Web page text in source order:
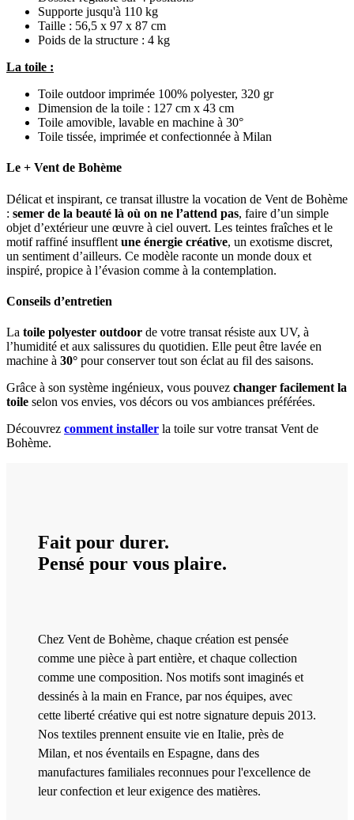
Supporte jusqu'à 110 kg
Taille : 56,5 x 97 x 87 cm
Poids de la structure : 4 kg
La toile :
Toile outdoor imprimée 100% polyester, 320 gr
Dimension de la toile : 127 cm x 43 cm
Toile amovible, lavable en machine à 30°
Toile tissée, imprimée et confectionnée à Milan
Le + Vent de Bohème
Délicat et inspirant, ce transat illustre la vocation de Vent de Bohème
: semer de la beauté là où on ne l’attend pas, faire d’un simple
objet d’extérieur une œuvre à ciel ouvert. Les teintes fraîches et le
motif raffiné insufflent une énergie créative, un exotisme discret,
un sentiment d’ailleurs. Ce modèle raconte un monde doux et
inspiré, propice à l’évasion comme à la contemplation.
Conseils d’entretien
La toile polyester outdoor de votre transat résiste aux UV, à
l’humidité et aux salissures du quotidien. Elle peut être lavée en
machine à 30° pour conserver tout son éclat au fil des saisons.
Grâce à son système ingénieux, vous pouvez changer facilement la
toile selon vos envies, vos décors ou vos ambiances préférées.
Découvrez comment installer la toile sur votre transat Vent de
Bohème.
Fait pour durer.
Pensé pour vous plaire.
Chez Vent de Bohème, chaque création est pensée
comme une pièce à part entière, et chaque collection
comme une composition. Nos motifs sont imaginés et
dessinés à la main en France, par nos équipes, avec
cette liberté créative qui est notre signature depuis 2013.
Nos textiles prennent ensuite vie en Italie, près de
Milan, et nos éventails en Espagne, dans des
manufactures familiales reconnues pour l'excellence de
leur confection et leur exigence des matières.